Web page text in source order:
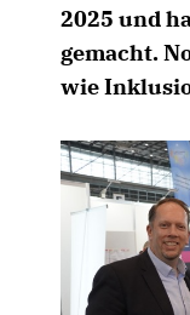
2025 und
gemacht.
wie